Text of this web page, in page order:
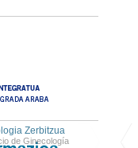
Zerbitzua
de Ginecología